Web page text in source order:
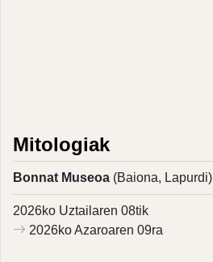
Mitologiak
Bonnat Museoa (Baiona, Lapurdi)
2026ko Uztailaren 08tik
2026ko Azaroaren 09ra